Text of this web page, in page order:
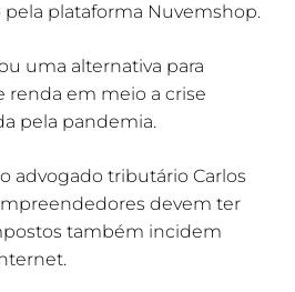
plataforma Nuvemshop.
uma alternativa para
em meio a crise
pela pandemia.
advogado tributário Carlos
devem ter
também incidem